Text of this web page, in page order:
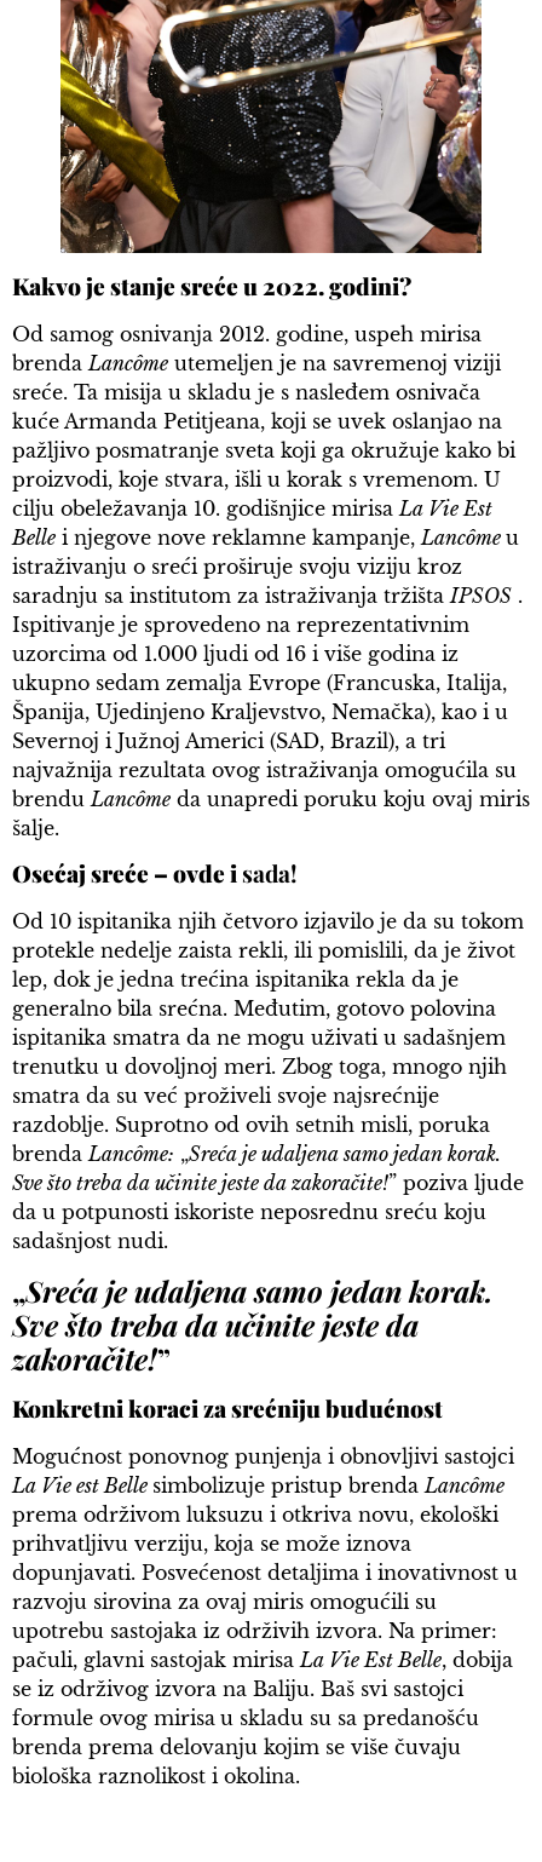
Kakvo je stanje sreće u 2022. godini?
Od samog osnivanja 2012. godine, uspeh mirisa
brenda Lancôme utemeljen je na savremenoj viziji
sreće. Ta misija u skladu je s nasleđem osnivača
kuće Armanda Petitjeana, koji se uvek oslanjao na
pažljivo posmatranje sveta koji ga okružuje kako bi
proizvodi, koje stvara, išli u korak s vremenom. U
cilju obeležavanja 10. godišnjice mirisa La Vie Est
Belle i njegove nove reklamne kampanje, Lancôme u
istraživanju o sreći proširuje svoju viziju kroz
saradnju sa institutom za istraživanja tržišta IPSOS .
Ispitivanje je sprovedeno na reprezentativnim
uzorcima od 1.000 ljudi od 16 i više godina iz
ukupno sedam zemalja Evrope (Francuska, Italija,
Španija, Ujedinjeno Kraljevstvo, Nemačka), kao i u
Severnoj i Južnoj Americi (SAD, Brazil), a tri
najvažnija rezultata ovog istraživanja omogućila su
brendu Lancôme da unapredi poruku koju ovaj miris
šalje.
Osećaj sreće – ovde isada!
Od 10 ispitanika njih četvoro izjavilo je da su tokom
protekle nedelje zaista rekli, ili pomislili, da je život
lep, dok je jedna trećina ispitanika rekla da je
generalno bila srećna. Međutim, gotovo polovina
ispitanika smatra da ne mogu uživati u sadašnjem
trenutku u dovoljnoj meri. Zbog toga, mnogo njih
smatra da su već proživeli svoje najsrećnije
razdoblje. Suprotno od ovih setnih misli, poruka
brendaLancôme: „Sreća je udaljena samo jedan korak.
Sve što treba da učinite jeste da zakoračite!” poziva ljude
da u potpunosti iskoriste neposrednu sreću koju
sadašnjost nudi.
„Sreća je udaljena samo jedan korak.
Sve što treba da učinite jeste da
zakoračite!”
Konkretni koraci za srećniju budućnost
Mogućnost ponovnog punjenja i obnovljivi sastojci
La Vie est Belle simbolizuje pristup brenda Lancôme
prema održivom luksuzu i otkriva novu, ekološki
prihvatljivu verziju, koja se može iznova
dopunjavati. Posvećenost detaljima i inovativnost u
razvoju sirovina za ovaj miris omogućili su
upotrebu sastojaka iz održivih izvora. Na primer:
pačuli, glavni sastojak mirisa La Vie Est Belle, dobija
se iz održivog izvora na Baliju. Baš svi sastojci
formule ovog mirisa u skladu su sa predanošću
brenda prema delovanju kojim se više čuvaju
biološka raznolikost i okolina.